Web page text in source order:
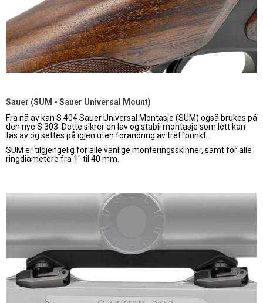
Sauer (SUM - Sauer Universal Mount)
Fra nå av kan S 404 Sauer Universal Montasje (SUM) også brukes på
den nye S 303. Dette sikrer en lav og stabil montasje som lett kan
tas av og settes på igjen uten forandring av treffpunkt.
SUM er tilgjengelig for alle vanlige monteringsskinner, samt for alle
ringdiametere fra 1" til 40 mm.